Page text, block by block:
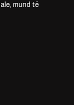
mund të